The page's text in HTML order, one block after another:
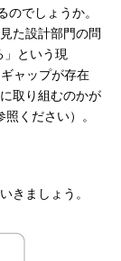
でしょうか。
た設計部門の問
」という現
ャップが存在
取り組むのかが
照ください）。
きましょう。